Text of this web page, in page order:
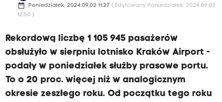
date_range Poniedziałek, 2024.09.02 11:27 ( Edytowany Poniedziałek, 2024.09.02
12:50 )
Rekordową liczbę 1 105 945 pasażerów
obsłużyło w sierpniu lotnisko Kraków Airport -
podały w poniedziałek służby prasowe portu.
To o 20 proc. więcej niż w analogicznym
okresie zeszłego roku. Od początku tego roku